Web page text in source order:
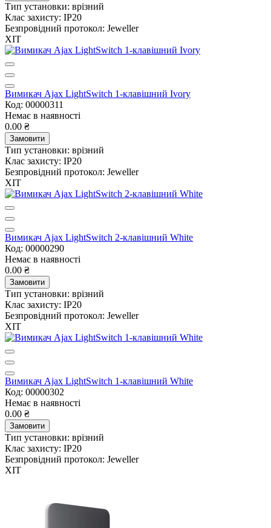
Тип установки: врізний
Клас захисту: IP20
Безпровідний протокол: Jeweller
ХІТ
Вимикач Ajax LightSwitch 1-клавішний Ivory
Код: 00000311
Немає в наявності
0.00 ₴
Замовити
Тип установки: врізний
Клас захисту: IP20
Безпровідний протокол: Jeweller
ХІТ
Вимикач Ajax LightSwitch 2-клавішний White
Код: 00000290
Немає в наявності
0.00 ₴
Замовити
Тип установки: врізний
Клас захисту: IP20
Безпровідний протокол: Jeweller
ХІТ
Вимикач Ajax LightSwitch 1-клавішний White
Код: 00000302
Немає в наявності
0.00 ₴
Замовити
Тип установки: врізний
Клас захисту: IP20
Безпровідний протокол: Jeweller
ХІТ